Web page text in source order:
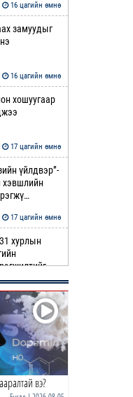
16 цагийн өмнө
замуудыг
16 цагийн өмнө
хошуугаар
17 цагийн өмнө
үйлдвэр”-
хэвшлийн
17 цагийн өмнө
хурлын
нь
18 цагийн өмнө
вэ?